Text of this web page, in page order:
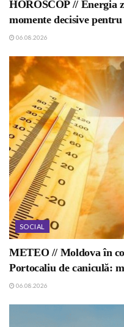
HOROSCOP // Energia
momente decisive
06.08.2026
SOCIAL
METEO // Moldova în
Portocaliu de caniculă:
06.08.2026